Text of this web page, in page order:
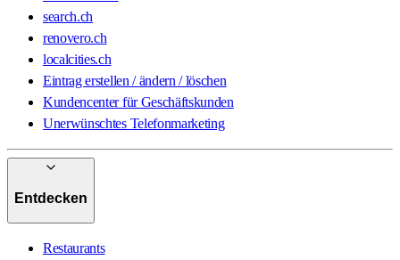
search.ch
renovero.ch
localcities.ch
Eintrag erstellen / ändern / löschen
Kundencenter für Geschäftskunden
Unerwünschtes Telefonmarketing
Entdecken
Restaurants